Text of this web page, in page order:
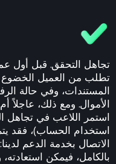
تجاهل التحقق. قبل أول
تطلب من العميل الخضوع
المستندات، وفي حالة
الأموال. ومع ذلك، عاجلاً
استمر اللاعب في
استخدام الحساب)، فقد
الاتصال بخدمة الدعم
بالكامل، فيمكن